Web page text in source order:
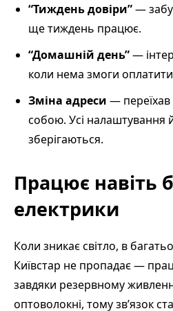
“Тиждень довіри”—
ще тиждень працює.
“Домашній день”—
коли нема змоги
Зміна адреси — переїхав
собою. Усі
зберігаються.
Працює навіть
електрики
Коли зникає світло, в
Київстар не пропадає —
завдяки резервному
оптоволокні, тому зв’язок